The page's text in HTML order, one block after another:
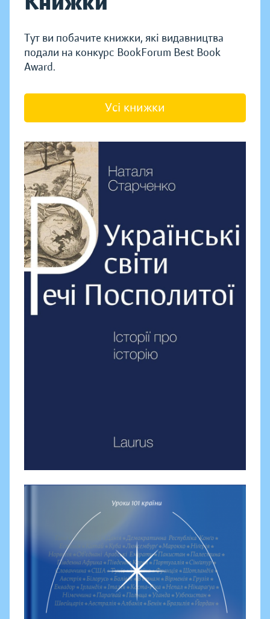
Тут ви побачите книжки, які видавництва
подали на конкурс BookForum Best Book
Award.
Усі книжки